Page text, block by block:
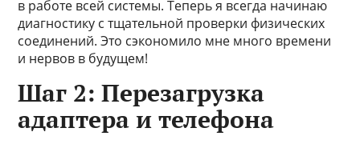
в работе всей системы. Теперь я всегда начинаю
диагностику с тщательной проверки физических
соединений. Это сэкономило мне много времени
и нервов в будущем!
Шаг 2: Перезагрузка
адаптера и телефона